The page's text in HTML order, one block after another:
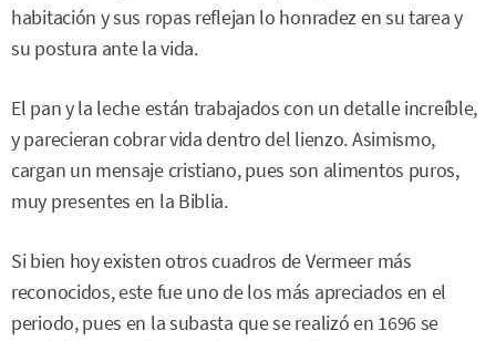
habitación y sus ropas reflejan lo honradez en su tarea y
su postura ante la vida.
El pan y la leche están trabajados con un detalle increíble,
y parecieran cobrar vida dentro del lienzo. Asimismo,
cargan un mensaje cristiano, pues son alimentos puros,
muy presentes en la Biblia.
Si bien hoy existen otros cuadros de Vermeer más
reconocidos, este fue uno de los más apreciados en el
periodo, pues en la subasta que se realizó en 1696 se